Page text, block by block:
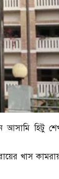
হিটু
রায়ের খাস